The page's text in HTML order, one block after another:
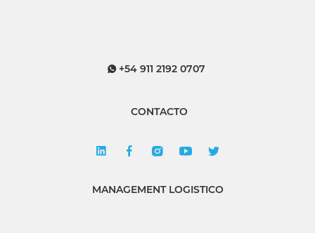
+54 911 2192 0707
CONTACTO
MANAGEMENT LOGISTICO